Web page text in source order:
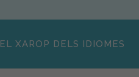
EL XAROP DELS IDIOMES